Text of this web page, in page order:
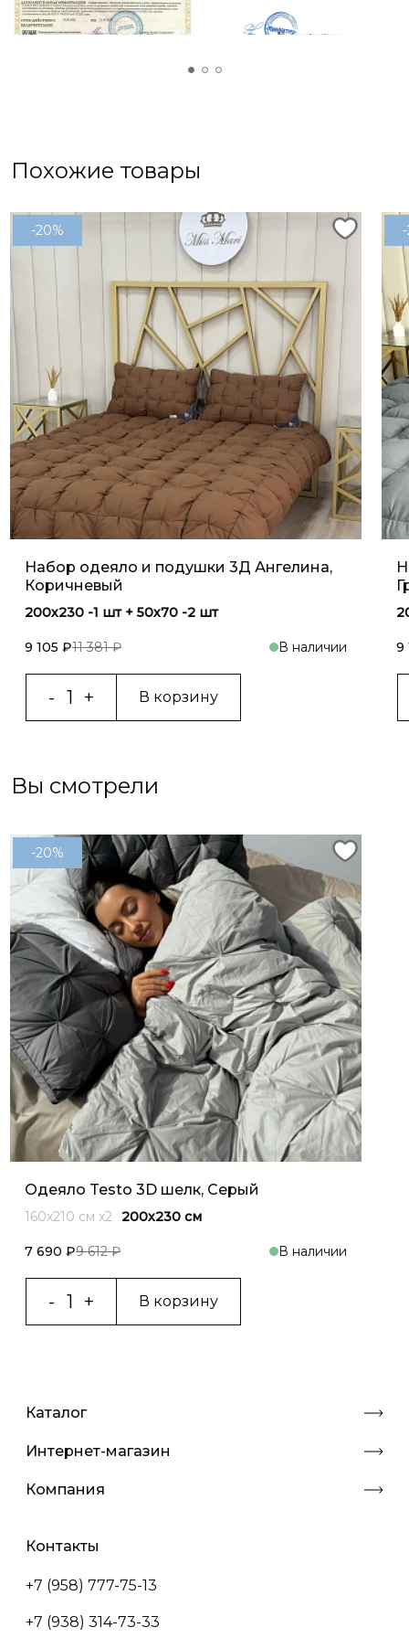
использования.
Материалы, из которых изготовлено одеяло,
Похожие товары
-20%
Набор одеяло и подушки 3Д Ангелина,
Коричневый
200х230 -1 шт + 50х70 -2 шт
9 105 ₽11 381 ₽ В наличии
В корзину
9
Вы смотрели
-20%
Одеяло Testo 3D шелк, Серый
160x210 см х2 200х230 см
7 690 ₽9 612 ₽ В наличии
В корзину
Каталог
Интернет-магазин
Компания
Контакты
+7 (958) 777-75-13
+7 (938) 314-73-33